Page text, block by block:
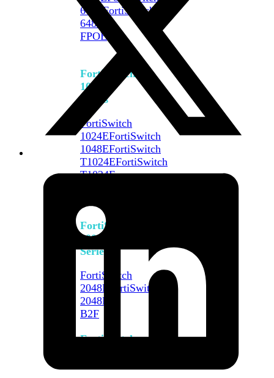
648F FortiSwitch
648F-
FPOE
FortiSwitch
1000
Series
FortiSwitch
1024EFortiSwitch
1048EFortiSwitch
T1024EFortiSwitch
T1024F-
FortiSwitch
2000
Series
FortiSwitch
2048F
FortiSwitch
2048F-
B2F
FortiSwitch